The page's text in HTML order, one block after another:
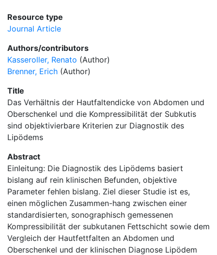
Resource type
Journal Article
Authors/contributors
Kasseroller, Renato (Author)
Brenner, Erich (Author)
Title
Das Verhältnis der Hautfaltendicke von Abdomen und
Oberschenkel und die Kompressibilität der Subkutis
sind objektivierbare Kriterien zur Diagnostik des
Lipödems
Abstract
Einleitung: Die Diagnostik des Lipödems basiert
bislang auf rein klinischen Befunden, objektive
Parameter fehlen bislang. Ziel dieser Studie ist es,
einen möglichen Zusammen-hang zwischen einer
standardisierten, sonographisch gemessenen
Kompressibilität der subkutanen Fettschicht sowie dem
Vergleich der Hautfettfalten an Abdomen und
Oberschenkel und der klinischen Diagnose Lipödem